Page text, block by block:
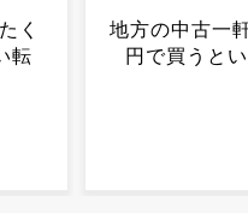
万
...
自民、消費減
承